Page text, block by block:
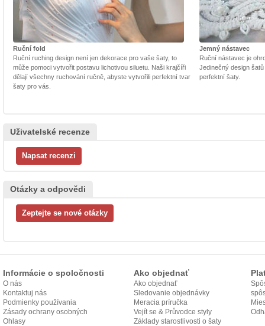
Ruční fold
Ruční ruching design není jen dekorace pro vaše šaty, to
může pomoci vytvořit postavu lichotivou siluetu. Naši krajčíři
dělají všechny ruchování ručně, abyste vytvořili perfektní tvar
šaty pro vás.
Jemný nástavec
Ruční nástavec je
Jedinečný design
perfektní šaty.
Uživatelské recenze
Otázky a odpovědi
Informácie o spoločnosti
O nás
Kontaktuj nás
Podmienky používania
Zásady ochrany osobných
údajov
Ohlasy
Ako objednať
Ako objednať
Sledovanie objednávky
Meracia príručka
Vejít se & Průvodce styly
Základy starostlivosti o šaty